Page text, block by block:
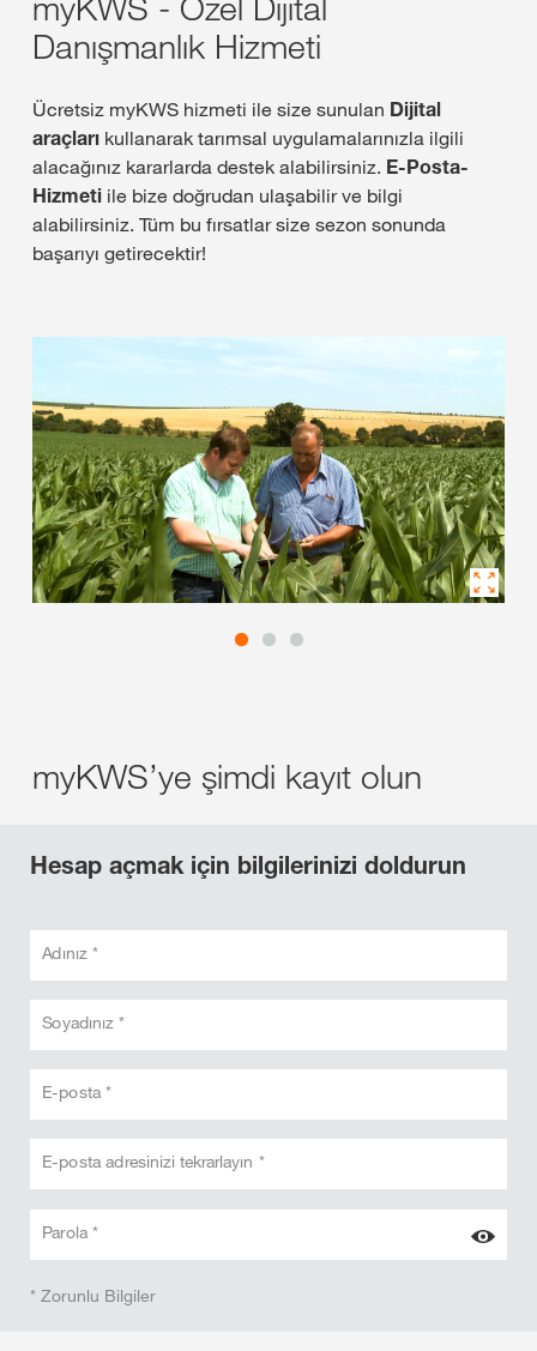
Danışmanlık Hizmeti
Ücretsiz myKWS hizmeti ile size sunulan Dijital
araçları kullanarak tarımsal uygulamalarınızla ilgili
alacağınız kararlarda destek alabilirsiniz. E-Posta-
Hizmeti ile bize doğrudan ulaşabilir ve bilgi
alabilirsiniz. Tüm bu fırsatlar size sezon sonunda
başarıyı getirecektir!
myKWS’ye şimdi kayıt olun
Hesap açmak için bilgilerinizi doldurun
Adınız *
Soyadınız *
E-posta *
E-posta adresinizi tekrarlayın *
Parola *
* Zorunlu Bilgiler